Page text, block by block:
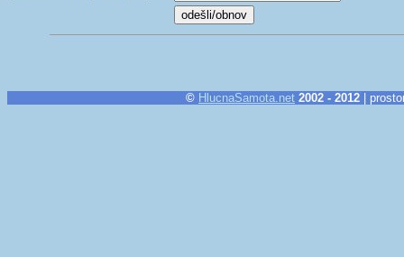
© HlucnaSamota.net 2002 - 2012 |